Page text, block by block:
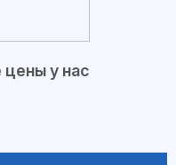
у нас